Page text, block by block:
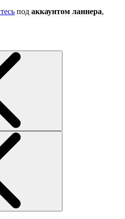
под аккаунтом ланнера,